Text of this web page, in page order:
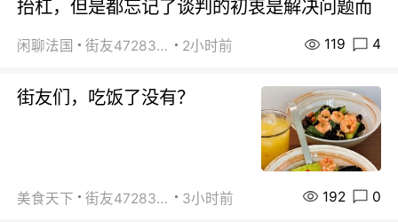
抬杠，但是都忘记了谈判的初衷是解决问题而
闲聊法国 街友472838572 2小时前 119 4
街友们，吃饭了没有？
美食天下 街友472838572 3小时前 192 0